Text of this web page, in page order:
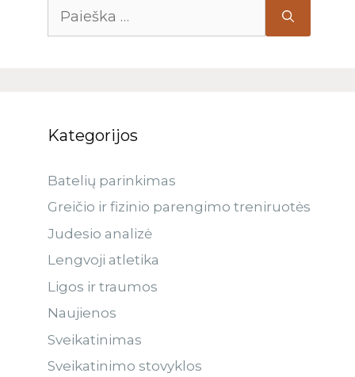
Kategorijos
Batelių parinkimas
Greičio ir fizinio parengimo treniruotės
Judesio analizė
Lengvoji atletika
Ligos ir traumos
Naujienos
Sveikatinimas
Sveikatinimo stovyklos